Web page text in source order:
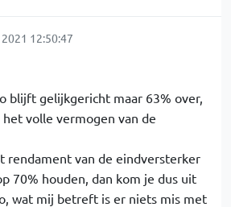
12:50:47
blijft gelijkgericht maar 63% over,
volle vermogen van de
rendament van de eindversterker
70% houden, dan kom je dus uit
wat mij betreft is er niets mis met